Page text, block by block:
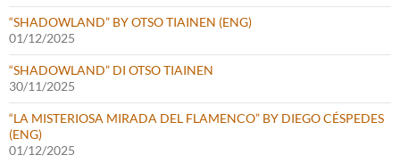
“SHADOWLAND” BY OTSO TIAINEN (ENG)
01/12/2025
“SHADOWLAND” DI OTSO TIAINEN
30/11/2025
“LA MISTERIOSA MIRADA DEL FLAMENCO” BY DIEGO CÉSPEDES
(ENG)
01/12/2025